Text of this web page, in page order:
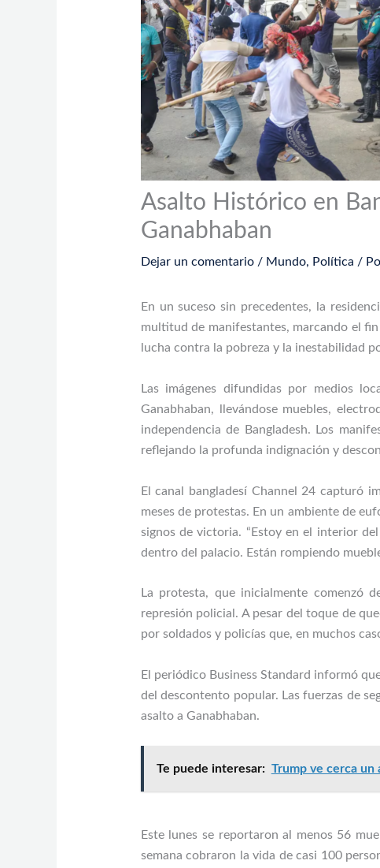
Asalto Histórico en
Ganabhaban
Dejar un comentario / Mundo, Política /
En un suceso sin precedentes, la
multitud de manifestantes, marcando el
lucha contra la pobreza y la inestabilidad
Las imágenes difundidas por medios
Ganabhaban, llevándose muebles,
independencia de Bangladesh. Los
reflejando la profunda indignación y
El canal bangladesí Channel 24 capturó
meses de protestas. En un ambiente de
signos de victoria. “Estoy en el interior
dentro del palacio. Están rompiendo
La protesta, que inicialmente comenzó
represión policial. A pesar del toque de
por soldados y policías que, en muchos
El periódico Business Standard informó
del descontento popular. Las fuerzas de
asalto a Ganabhaban.
Te puede interesar: Trump ve cerca un
Este lunes se reportaron al menos 56
semana cobraron la vida de casi 100